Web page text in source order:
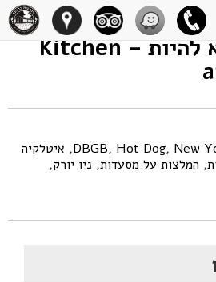
נקניקיות או לא להיות – Kitchen
DBGB, Hot Dog, New
, איטלקיה
, המלצות על מסעדות, ניו יורק,